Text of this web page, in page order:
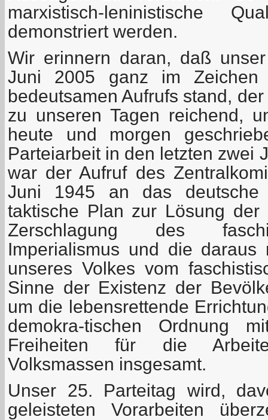
marxistisch-leninistische
demonstriert werden.
Wir erinnern daran, daß
Juni 2005 ganz im Zeichen
bedeutsamen Aufrufs stand,
zu unseren Tagen reichend,
heute und morgen
Parteiarbeit in den letzten zwei
war der Aufruf des
Juni 1945 an das deutsche
taktische Plan zur Lösung der
Zerschlagung des
Imperialismus und die daraus
unseres Volkes vom
Sinne der Existenz der
um die lebensrettende
demokra-tischen Ordnung
Freiheiten für die
Volksmassen insgesamt.
Unser 25. Parteitag wird,
geleisteten Vorarbeiten